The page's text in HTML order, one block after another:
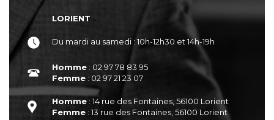
LORIENT
Du mardi au samedi : 10h-12h30 et 14h-19h
Homme : 02 97 78 83 95
Femme : 02 97 21 23 07
Homme : 14 rue des Fontaines, 56100 Lorient
Femme : 13 rue des Fontaines, 56100 Lorient